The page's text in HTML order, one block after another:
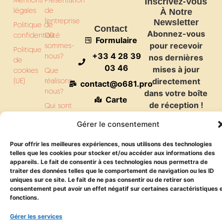
Gérer le consentement
Pour offrir les meilleures expériences, nous utilisons des technologies
telles que les cookies pour stocker et/ou accéder aux informations des
appareils. Le fait de consentir à ces technologies nous permettra de
traiter des données telles que le comportement de navigation ou les ID
uniques sur ce site. Le fait de ne pas consentir ou de retirer son
consentement peut avoir un effet négatif sur certaines caractéristiques
fonctions.
Gérer les services
de
l’entreprise
Où
sommes-
nous?
Que
réalisons-
nous?
Qui sont
Les
matériaux
que nous
utilisons
Quel
nous?
légales
Politique de
confidentialité
Politique
de
cookies
(UE)
Contact
Formulaire
+33 4 28 39
03 46
contact@o681.pro
Carte
À Notre
Newsletter
Abonnez-vous
pour recevoir
nos dernières
mises à jour
directement
dans votre boîte
de réception !
Envoyer